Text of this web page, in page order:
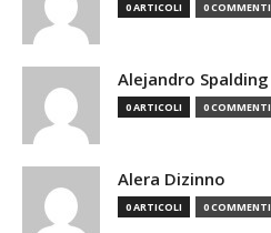
0 ARTICOLI 0 COMMENTI
Alejandro Spalding
0 ARTICOLI 0 COMMENTI
Alera Dizinno
0 ARTICOLI 0 COMMENTI